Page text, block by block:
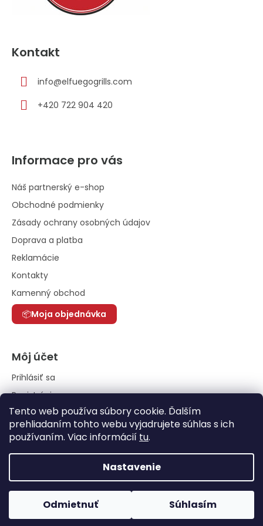
Tento web používa súbory cookie. Ďalším
prehliadaním tohto webu vyjadrujete súhlas s ich
používaním. Viac informácií tu.
Nastavenie
Odmietnuť Súhlasím
Kontakt
info@elfuegogrills.com
+420 722 904 420
Informace pro vás
Náš partnerský e-shop
Obchodné podmienky
Zásady ochrany osobných údajov
Doprava a platba
Reklamácie
Kontakty
Kamenný obchod
Moja objednávka
Môj účet
Prihlásiť sa
Registrácia
História objednávok
Vytvoril Shoptet Anque Media
Copyright 2026Elfuego grills. Všetky práva vyhradené.